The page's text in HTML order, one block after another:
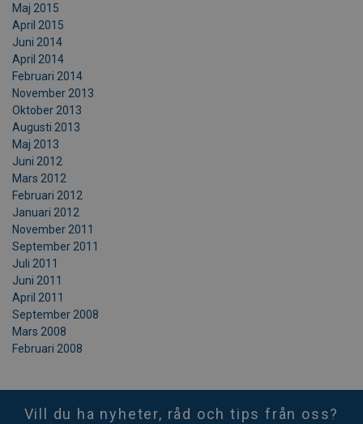
Maj 2015
April 2015
Juni 2014
April 2014
Februari 2014
November 2013
Oktober 2013
Augusti 2013
Maj 2013
Juni 2012
Mars 2012
Februari 2012
Januari 2012
November 2011
September 2011
Juli 2011
Juni 2011
April 2011
September 2008
Mars 2008
Februari 2008
Vill du ha nyheter, råd och tips från oss?